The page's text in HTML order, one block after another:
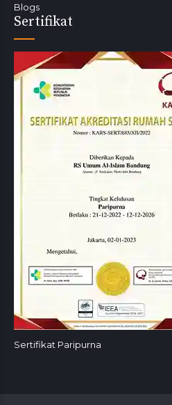
Blogs
Sertifikat
Sertifikat Paripurna